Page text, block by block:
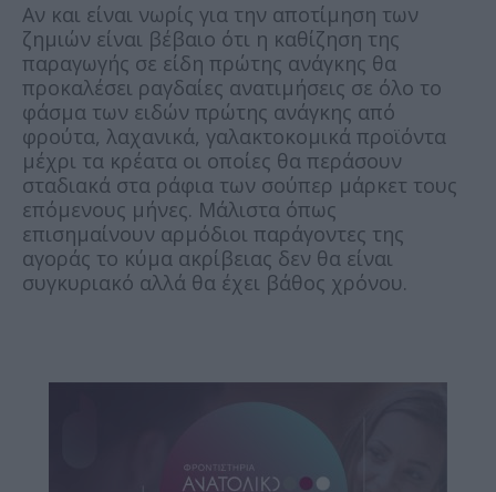
Αν και είναι νωρίς για την αποτίμηση των
ζημιών είναι βέβαιο ότι η καθίζηση της
παραγωγής σε είδη πρώτης ανάγκης θα
προκαλέσει ραγδαίες ανατιμήσεις σε όλο το
φάσμα των ειδών πρώτης ανάγκης από
φρούτα, λαχανικά, γαλακτοκομικά προϊόντα
μέχρι τα κρέατα οι οποίες θα περάσουν
σταδιακά στα ράφια των σούπερ μάρκετ τους
επόμενους μήνες. Μάλιστα όπως
επισημαίνουν αρμόδιοι παράγοντες της
αγοράς το κύμα ακρίβειας δεν θα είναι
συγκυριακό αλλά θα έχει βάθος χρόνου.